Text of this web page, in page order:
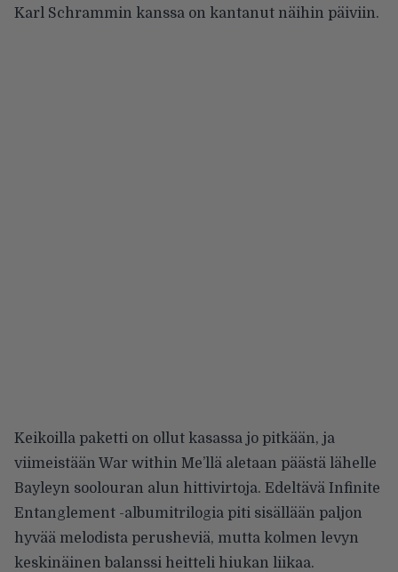
Karl Schrammin kanssa on kantanut näihin päiviin.
Keikoilla paketti on ollut kasassa jo pitkään, ja
viimeistään War within Me’llä aletaan päästä lähelle
Bayleyn soolouran alun hittivirtoja. Edeltävä Infinite
Entanglement -albumitrilogia piti sisällään paljon
hyvää melodista perusheviä, mutta kolmen levyn
keskinäinen balanssi heitteli hiukan liikaa.